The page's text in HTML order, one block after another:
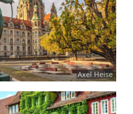
Axel Heise